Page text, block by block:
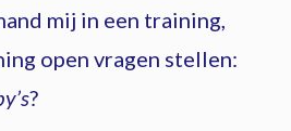
mij in een training,
open vragen stellen:
?